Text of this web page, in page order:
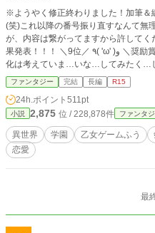
※ようやく修正終わりました！加筆
(笑)これ以降の番号振り直すなんて無
が、内容は繋がってますから許してください！！！※ フ
果発表！！！ ＼9位／ ٩( 'ω' )و ＼奨励賞／ （嬉しかったので自慢します） 書籍
化は考えていま…いな…してみたく…
て頂ければと思います。よろしくお願
人いませんか？）←他力本願 ※誤字脱字報告につきましては、返信等一切しま
せんのでご了承ください。しかるべき
＊ ＊ ＊ やってきました、異世界。 学生の頃は楽しく読みました、ラノベ。
いえ、今でも懐かしく読んでます。 好きですよ？異世界転移＆転生モノ。 だか
らといって自分もそうなるなんて考え
ンラッキー』と思うか。 実際来てみれば、乙女ゲームもかくやと思う世界。 で
できるかな… アラフォー女のドタバタ劇…？かな…？
な展開かも知れません。 暇つぶしに
くださると嬉しいです。
ファンタジー 完結 長編 R15
24h.ポイント 511pt
小説 2,875 位 / 228,878件 ファンタ
異世界 学園 乙女ゲームふう
恋愛
最